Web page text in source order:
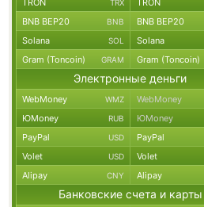
TRON TRX TRON
BNB BEP20 BNB BNB BEP20
Solana SOL Solana
Gram (Toncoin) GRAM Gram (Toncoin)
Электронные деньги
WebMoney WMZ WebMoney
ЮMoney RUB ЮMoney
PayPal USD PayPal
Volet USD Volet
Alipay CNY Alipay
Банковские счета и карты